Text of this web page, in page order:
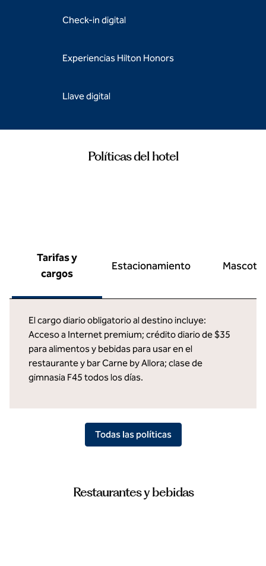
Check-in digital
Experiencias Hilton Honors
Llave digital
Políticas del hotel
Tarifas y
cargos
Estacionamiento
El cargo diario obligatorio al destino incluye:
Acceso a Internet premium; crédito diario de $35
para alimentos y bebidas para usar en el
restaurante y bar Carne by Allora; clase de
gimnasia F45 todos los días.
Todas las políticas
Restaurantes y bebidas